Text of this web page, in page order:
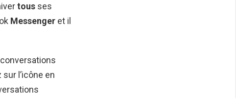
tous ses
Messenger et il
sur l’icône en